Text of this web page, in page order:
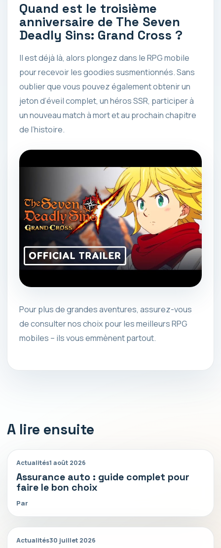
Quand est le troisième
anniversaire de The Seven
Deadly Sins: Grand Cross ?
Il est déjà là, alors plongez dans le RPG mobile
pour recevoir les goodies susmentionnés. Sans
oublier que vous pouvez également obtenir un
jeton d’éveil complet, un héros SSR, participer à
un nouveau match à mort et au prochain chapitre
de l’histoire.
Pour plus de grandes aventures, assurez-vous
de consulter nos choix pour les meilleurs RPG
mobiles – ils vous emmènent partout.
A lire ensuite
Actualités1 août 2026
Assurance auto : guide complet pour
faire le bon choix
Par
Actualités30 juillet 2026